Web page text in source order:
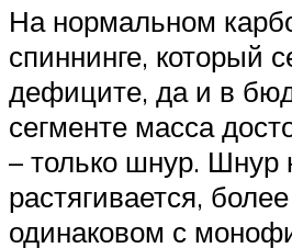
На нормальном
спиннинге, который
дефиците, да и в
сегменте масса
– только шнур. Шнур
растягивается,
одинаковом с